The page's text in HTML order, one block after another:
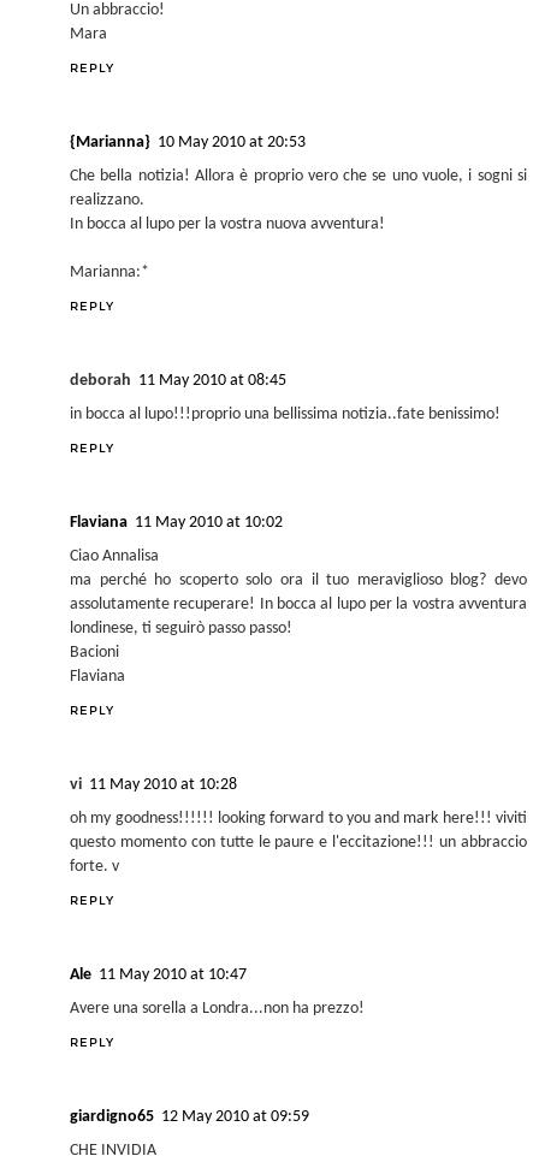
Un abbraccio!
Mara
REPLY
{Marianna} 10 May 2010 at 20:53
Che bella notizia! Allora è proprio vero che se uno vuole, i sogni si
realizzano.
In bocca al lupo per la vostra nuova avventura!
Marianna:*
REPLY
deborah 11 May 2010 at 08:45
in bocca al lupo!!!proprio una bellissima notizia..fate benissimo!
REPLY
Flaviana 11 May 2010 at 10:02
Ciao Annalisa
ma perché ho scoperto solo ora il tuo meraviglioso blog? devo
assolutamente recuperare! In bocca al lupo per la vostra avventura
londinese, ti seguirò passo passo!
Bacioni
Flaviana
REPLY
vi 11 May 2010 at 10:28
oh my goodness!!!!!! looking forward to you and mark here!!! viviti
questo momento con tutte le paure e l'eccitazione!!! un abbraccio
forte. v
REPLY
Ale 11 May 2010 at 10:47
Avere una sorella a Londra...non ha prezzo!
REPLY
giardigno65 12 May 2010 at 09:59
CHE INVIDIA